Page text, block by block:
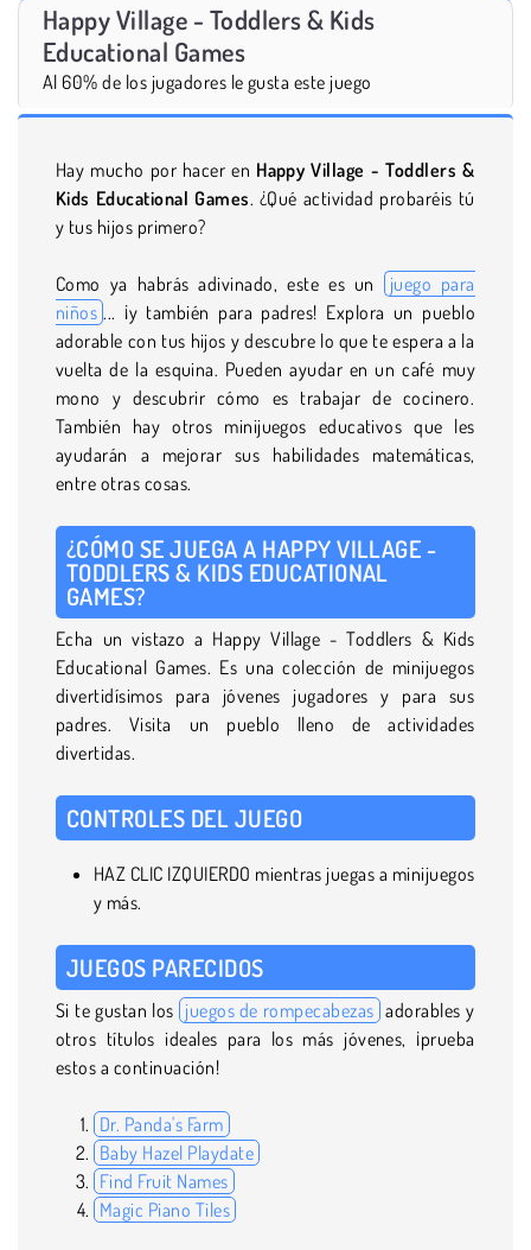
Happy Village - Toddlers & Kids
Educational Games
Al 60% de los jugadores le gusta este juego
Hay mucho por hacer en Happy Village - Toddlers &
Kids Educational Games. ¿Qué actividad probaréis tú
y tus hijos primero?
Como ya habrás adivinado, este es un
juego para
niños ... ¡y también para padres! Explora un pueblo
adorable con tus hijos y descubre lo que te espera a la
vuelta de la esquina. Pueden ayudar en un café muy
mono y descubrir cómo es trabajar de cocinero.
También hay otros minijuegos educativos que les
ayudarán a mejorar sus habilidades matemáticas,
entre otras cosas.
¿CÓMO SE JUEGA A HAPPY VILLAGE -
TODDLERS & KIDS EDUCATIONAL
GAMES?
Echa un vistazo a Happy Village - Toddlers & Kids
Educational Games. Es una colección de minijuegos
divertidísimos para jóvenes jugadores y para sus
padres. Visita un pueblo lleno de actividades
divertidas.
CONTROLES DEL JUEGO
HAZ CLIC IZQUIERDO mientras juegas a minijuegos
y más.
JUEGOS PARECIDOS
Si te gustan los juegos de rompecabezas adorables y
otros títulos ideales para los más jóvenes, ¡prueba
estos a continuación!
Dr. Panda's Farm
Baby Hazel Playdate
Find Fruit Names
Magic Piano Tiles